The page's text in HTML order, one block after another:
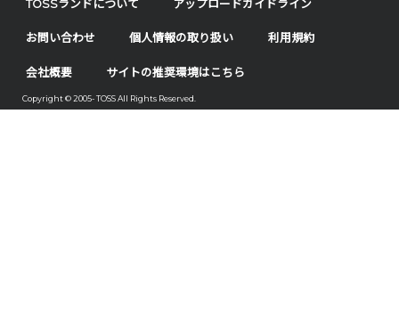
TOSSランドについて アップロードガイドライン
お問い合わせ 個人情報の取り扱い 利用規約
会社概要 サイトの推奨環境はこちら
Copyright © 2005- TOSS All Rights Reserved.